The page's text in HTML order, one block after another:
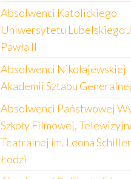
Absolwenci Katolickiego
Uniwersytetu Lubelskiego
Pawła II
Absolwenci Nikołajewskiej
Akademii Sztabu
Absolwenci Państwowej
Szkoły Filmowej,
Teatralnej im. Leona
Łodzi